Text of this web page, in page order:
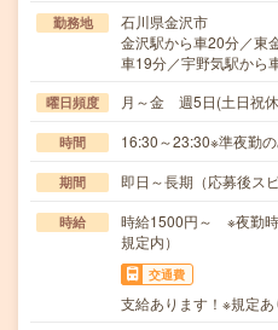
勤務地
石川県金沢市
金沢駅から車20分／東
車19分／宇野気駅から
曜日頻度 月～金 週5日(土日祝
時間 16:30～23:30※準夜勤
期間 即日～長期（応募後ス
時給
時給1500円～ ※夜勤
規定内）
交通費
支給あります！※規定